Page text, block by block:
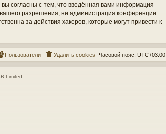
согласны с тем, что введённая вами информация
разрешения, ни администрация конференции
за действия хакеров, которые могут привести к
Часовой пояс: UTC+03:00
Удалить cookies
Пользователи
Limited